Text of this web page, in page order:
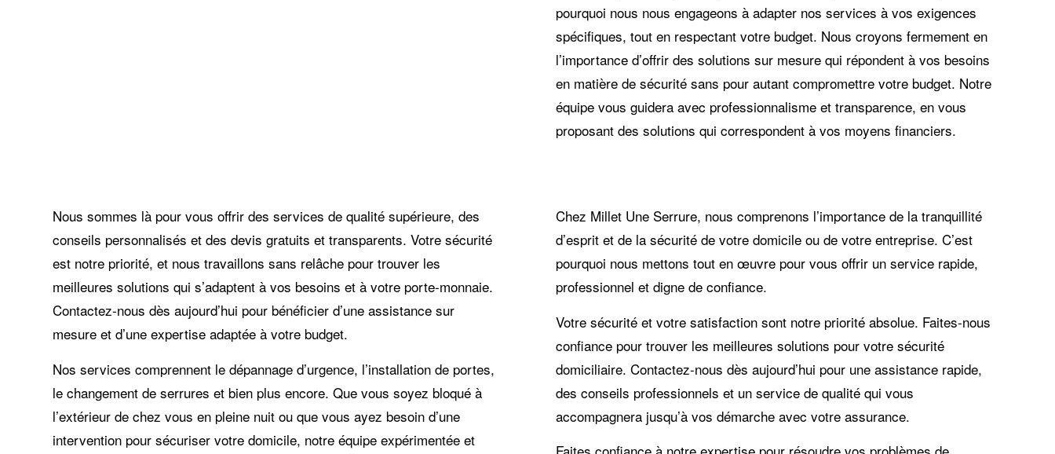
pourquoi nous nous engageons à adapter nos services à vos exigences
spécifiques, tout en respectant votre budget. Nous croyons fermement en
l’importance d’offrir des solutions sur mesure qui répondent à vos besoins
en matière de sécurité sans pour autant compromettre votre budget. Notre
équipe vous guidera avec professionnalisme et transparence, en vous
proposant des solutions qui correspondent à vos moyens financiers.
Nous sommes là pour vous offrir des services de qualité supérieure, des
conseils personnalisés et des devis gratuits et transparents. Votre sécurité
est notre priorité, et nous travaillons sans relâche pour trouver les
meilleures solutions qui s’adaptent à vos besoins et à votre porte-monnaie.
Contactez-nous dès aujourd’hui pour bénéficier d’une assistance sur
mesure et d’une expertise adaptée à votre budget.
Nos services comprennent le dépannage d’urgence, l’installation de portes,
le changement de serrures et bien plus encore. Que vous soyez bloqué à
l’extérieur de chez vous en pleine nuit ou que vous ayez besoin d’une
intervention pour sécuriser votre domicile, notre équipe expérimentée et
Chez Millet Une Serrure, nous comprenons l’importance de la tranquillité
d’esprit et de la sécurité de votre domicile ou de votre entreprise. C’est
pourquoi nous mettons tout en œuvre pour vous offrir un service rapide,
professionnel et digne de confiance.
Votre sécurité et votre satisfaction sont notre priorité absolue. Faites-nous
confiance pour trouver les meilleures solutions pour votre sécurité
domiciliaire. Contactez-nous dès aujourd’hui pour une assistance rapide,
des conseils professionnels et un service de qualité qui vous
accompagnera jusqu’à vos démarche avec votre assurance.